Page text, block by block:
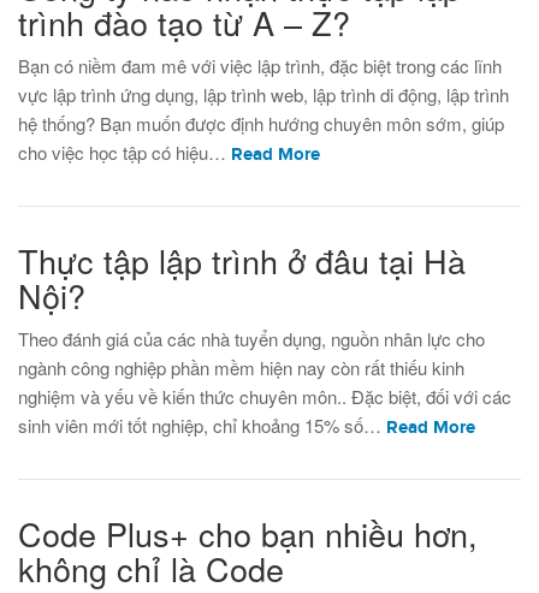
trình đào tạo từ A – Z?
Bạn có niềm đam mê với việc lập trình, đặc biệt trong các lĩnh
vực lập trình ứng dụng, lập trình web, lập trình di động, lập trình
hệ thống? Bạn muốn được định hướng chuyên môn sớm, giúp
cho việc học tập có hiệu… Read More
Thực tập lập trình ở đâu tại Hà
Nội?
Theo đánh giá của các nhà tuyển dụng, nguồn nhân lực cho
ngành công nghiệp phần mềm hiện nay còn rất thiếu kinh
nghiệm và yếu về kiến thức chuyên môn.. Đặc biệt, đối với các
sinh viên mới tốt nghiệp, chỉ khoảng 15% số… Read More
Code Plus+ cho bạn nhiều hơn,
không chỉ là Code